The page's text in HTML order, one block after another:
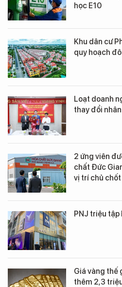
học E10
Khu dân cư
quy hoạch
Loạt doanh
thay đổi
2 ứng viên
chất Đức
vị trí chủ chốt
PNJ triệu
Giá vàng thế
thêm 2,3